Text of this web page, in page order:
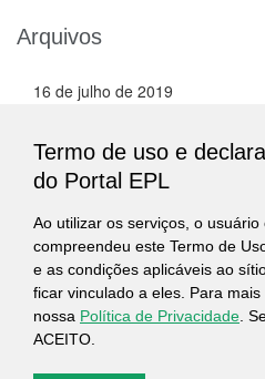
Arquivos
16 de julho de 2019
PDF- 1,52 MB
16 de julho de 2019
Caderno de parâmetros para
PDF-1,64 MB
Termo de uso e
do Portal EPL
Ao utilizar os serviços, o
compreendeu este Termo de
e as condições aplicáveis ao
ficar vinculado a eles. Para
nossa Política de Privacidade .
ACEITO.